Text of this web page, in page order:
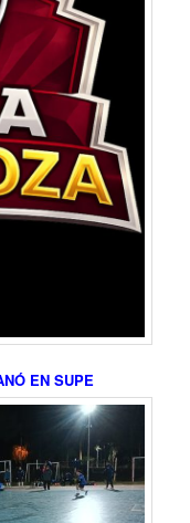
EN SUPE